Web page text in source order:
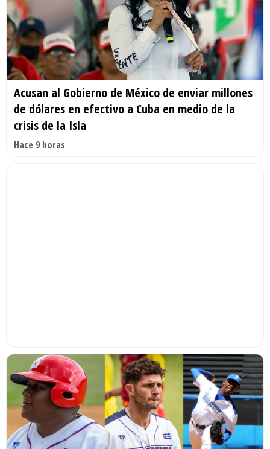
Acusan al Gobierno de México de enviar millones
de dólares en efectivo a Cuba en medio de la
crisis de la Isla
Hace 9 horas